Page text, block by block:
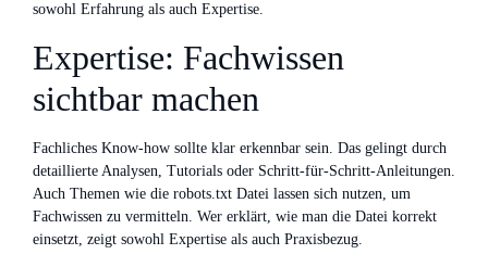
sowohl Erfahrung als auch Expertise.
Expertise: Fachwissen
sichtbar machen
Fachliches Know-how sollte klar erkennbar sein. Das gelingt durch
detaillierte Analysen, Tutorials oder Schritt-für-Schritt-Anleitungen.
Auch Themen wie die robots.txt Datei lassen sich nutzen, um
Fachwissen zu vermitteln. Wer erklärt, wie man die Datei korrekt
einsetzt, zeigt sowohl Expertise als auch Praxisbezug.